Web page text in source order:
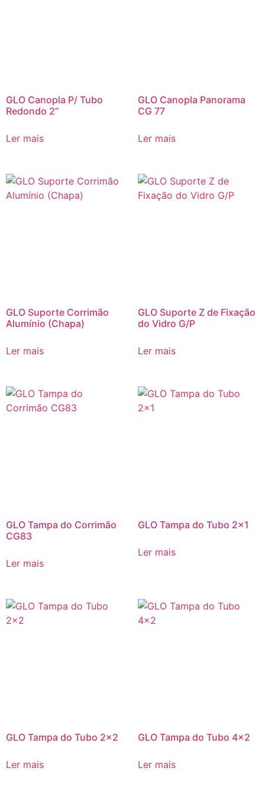
GLO Canopla P/ Tubo
Redondo 2”
Ler mais
GLO Canopla Panorama
CG 77
Ler mais
GLO Suporte Corrimão
Alumínio (Chapa)
Ler mais
GLO Suporte Z de Fixação
do Vidro G/P
Ler mais
GLO Tampa do Corrimão
CG83
Ler mais
GLO Tampa do Tubo 2×1
Ler mais
GLO Tampa do Tubo 2×2
Ler mais
GLO Tampa do Tubo 4×2
Ler mais